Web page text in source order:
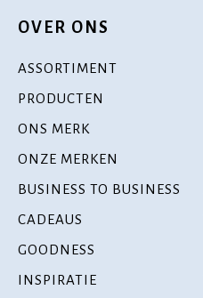
OVER ONS
ASSORTIMENT
PRODUCTEN
ONS MERK
ONZE MERKEN
BUSINESS TO BUSINESS
CADEAUS
GOODNESS
INSPIRATIE